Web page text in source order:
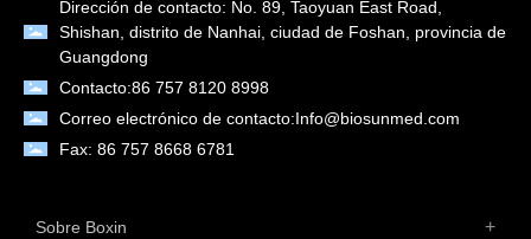
Dirección de contacto: No. 89, Taoyuan East Road,
Shishan, distrito de Nanhai, ciudad de Foshan, provincia de
Guangdong
Contacto:86 757 8120 8998
Correo electrónico de contacto:Info@biosunmed.com
Fax: 86 757 8668 6781
Sobre Boxin